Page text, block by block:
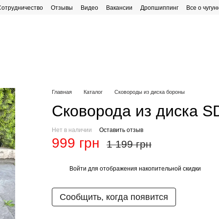
Отзывы Видео Вакансии Дропшиппинг
Все о
Главная Каталог Сковороды из диска бороны
Сковорода из диска
Нет в наличии Оставить отзыв
999 грн 1 199 грн
Войти для отображения накопительной скидки
Сообщить, когда появится